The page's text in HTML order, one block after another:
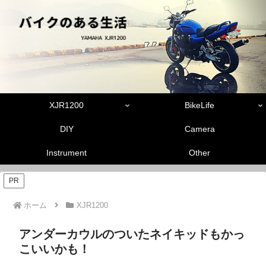
XJR1200 BikeLife
DIY Camera
Instrument Other
PR
ホーム XJR1200
アンダーカウルのついたネイキッドもかっ
こいいかも！